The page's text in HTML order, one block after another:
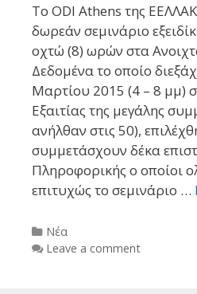
Το ODI Athens της
δωρεάν σεμινάριο
οχτώ (8) ωρών στα
Δεδομένα το οποίο
Μαρτίου 2015 (4 – 8 μμ)
Εξαιτίας της μεγάλης
ανήλθαν στις 50),
συμμετάσχουν δέκα
Πληροφορικής ο οποίοι
επιτυχώς το σεμινάριο …
Categories
Νέα
Leave a comment